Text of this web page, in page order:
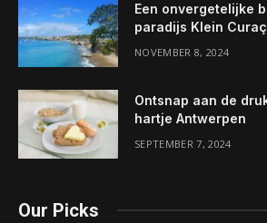
Een onvergetelijke
paradijs Klein
NOVEMBER 8, 2024
Ontsnap aan de
hartje Antwerpen
SEPTEMBER 7, 2024
Our Picks